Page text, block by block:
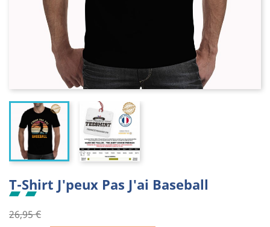
T-Shirt J'peux Pas J'ai Baseball
26,95 €